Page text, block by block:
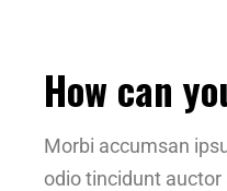
How can
Morbi accumsan
odio tincidunt auctor